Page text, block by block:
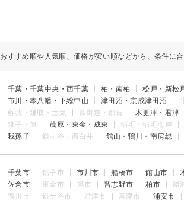
おすすめ順や人気順、価格が安い順などから、条件に
千葉・千葉中央・西千葉 柏・南柏 松戸・新松
市川・本八幡・下総中山
津田沼・京成津田沼
蘇我・鎌取・土気
四街道・都賀 木更津・君津
銚子・旭
茂原・東金・成東 稲毛・稲毛海岸
我孫子
鎌ヶ谷・西白井 館山・鴨川・南房総
千葉市 銚子市 市川市 船橋市 館山市
佐倉市
東金市 旭市 習志野市 柏市 勝
鴨川市
鎌ケ谷市 君津市 富津市 浦安市